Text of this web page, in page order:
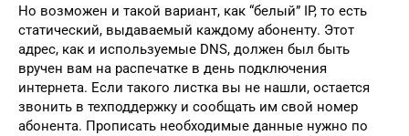
Но возможен и такой вариант, как “белый” IP, то есть
статический, выдаваемый каждому абоненту. Этот
адрес, как и используемые DNS, должен был быть
вручен вам на распечатке в день подключения
интернета. Если такого листка вы не нашли, остается
звонить в техподдержку и сообщать им свой номер
абонента. Прописать необходимые данные нужно по